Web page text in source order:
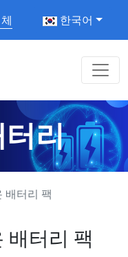
한국어
터리
배터리 팩
배터리 팩